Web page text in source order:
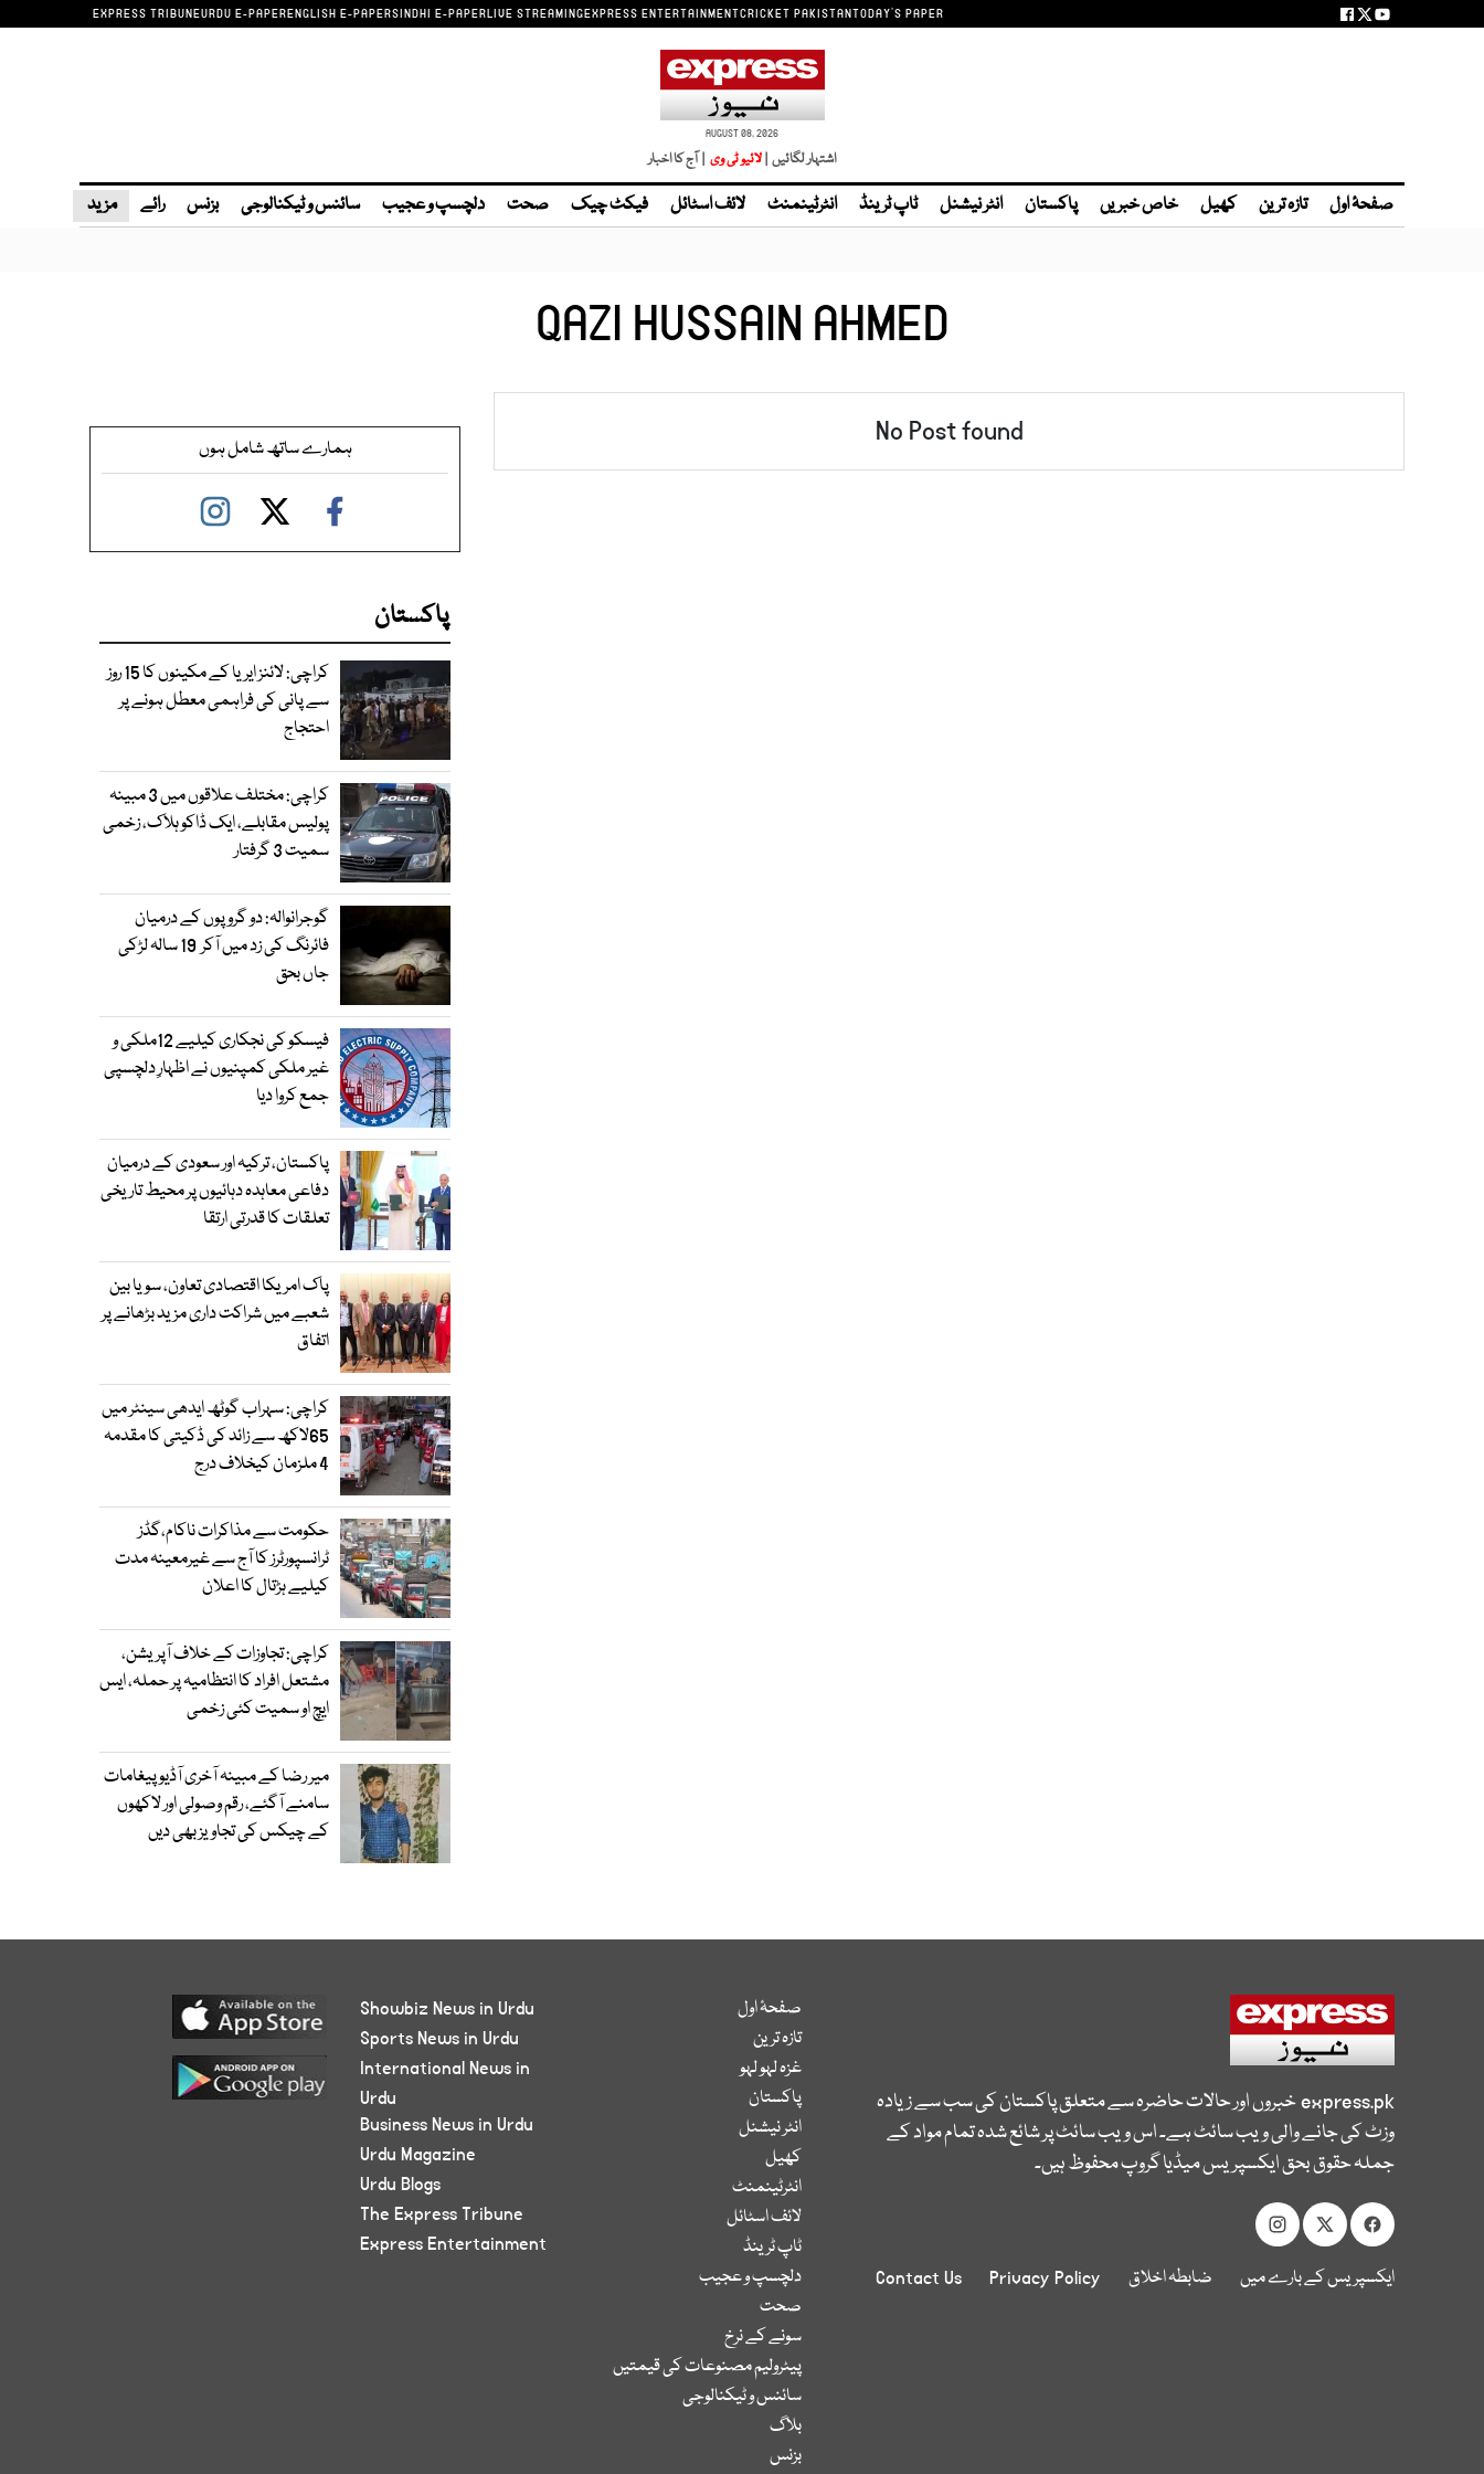
EXPRESS TRIBUNEURDU E-PAPERENGLISH E-PAPERSINDHI E-PAPERLIVE STREAMINGEXPRESS ENTERTAINMENTCRICKET PAKISTANTODAY'S PAPER
AUGUST 08, 2026
اشتہار لگائیں |لائیو ٹی وی | آج کا اخبار
صفحۂ اول تازہ ترین کھیل خاص خبریں پاکستان انٹر نیشنل ٹاپ ٹرینڈ انٹرٹینمنٹ لائف اسٹائل فیکٹ چیک صحت دلچسپ و عجیب سائنس و ٹیکنالوجی بزنس رائے مزید
QAZI HUSSAIN AHMED
No Post found ہمارے ساتھ شامل ہوں
پاکستان
کراچی: لائنز ایریا کے مکینوں کا 15 روز
سے پانی کی فراہمی معطل ہونے پر
احتجاج
کراچی: مختلف علاقوں میں 3 مبینہ
پولیس مقابلے، ایک ڈاکو ہلاک، زخمی
سمیت 3 گرفتار
گوجرانوالہ: دو گروپوں کے درمیان
فائرنگ کی زد میں آکر 19 سالہ لڑکی
جاں بحق
فیسکو کی نجکاری کیلیے 12ملکی و
غیر ملکی کمپنیوں نے اظہارِ دلچسپی
جمع کروا دیا
پاکستان، ترکیہ اور سعودی کے درمیان
دفاعی معاہدہ دہائیوں پر محیط تاریخی
تعلقات کا قدرتی ارتقا
پاک امریکا اقتصادی تعاون، سویا بین
شعبے میں شراکت داری مزید بڑھانے پر
اتفاق
کراچی: سہراب گوٹھ ایدھی سینٹر میں
65لاکھ سے زائد کی ڈکیتی کا مقدمہ
4 ملزمان کیخلاف درج
حکومت سے مذاکرات ناکام،گڈز
ٹرانسپورٹرز کا آج سے غیرمعینہ مدت
کیلیے ہڑتال کا اعلان
کراچی: تجاوزات کے خلاف آپریشن،
مشتعل افراد کا انتظامیہ پر حملہ، ایس
ایچ او سمیت کئی زخمی
میر رضا کے مبینہ آخری آڈیو پیغامات
سامنے آگئے، رقم وصولی اور لاکھوں
کے چیکس کی تجاویز بھی دیں
express.pkخبروں اور حالات حاضرہ سے متعلق پاکستان کی سب سے زیادہ
وزٹ کی جانے والی ویب سائٹ ہے۔ اس ویب سائٹ پر شائع شدہ تمام مواد کے
جملہ حقوق بحق ایکسپریس میڈیا گروپ محفوظ ہیں۔
ایکسپریس کے بارے میں ضابطہ اخلاق Privacy Policy
Contact Us
صفحۂ اول
تازہ ترین
غزہ لہو لہو
پاکستان
انٹر نیشنل
کھیل
انٹرٹینمنٹ
لائف اسٹائل
ٹاپ ٹرینڈ
دلچسپ و عجیب
صحت
سونے کے نرخ
پیٹرولیم مصنوعات کی قیمتیں
سائنس و ٹیکنالوجی
بلاگ
بزنس
Showbiz News in Urdu
Sports News in Urdu
International News in
Urdu
Business News in Urdu
Urdu Magazine
Urdu Blogs
The Express Tribune
Express Entertainment